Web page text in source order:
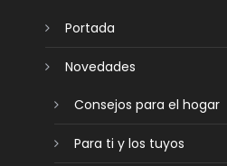
Portada
Novedades
Consejos para el hogar
Para ti y los tuyos